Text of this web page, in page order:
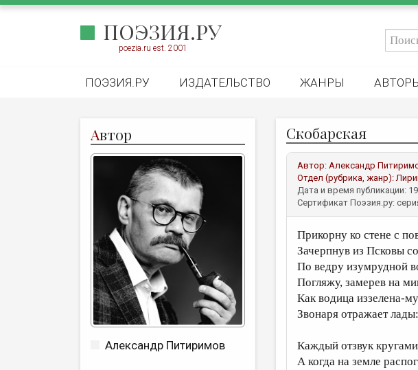
ПОЭЗИЯ.РУ
poezia.ru est. 2001
ПОЭЗИЯ.РУ ИЗДАТЕЛЬСТВО ЖАНРЫ
Автор
Александр Питиримов
Скобарская
Автор: Александр
Отдел (рубрика, жанр):
Дата и время публикации:
Сертификат Поэзия.ру:
Прикорну ко стене с
Зачерпнув из Псковы
По ведру изумрудной
Погляжу, замерев на
Как водица иззелена-
Звонаря отражает лады:
Каждый отзвук
А когда на земле